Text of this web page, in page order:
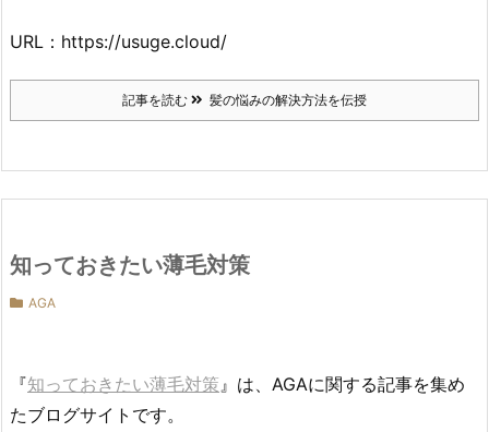
URL：https://usuge.cloud/
記事を読む 髪の悩みの解決方法を伝授
知っておきたい薄毛対策
AGA
『知っておきたい薄毛対策 』は、AGAに関する記事を集め
たブログサイトです。